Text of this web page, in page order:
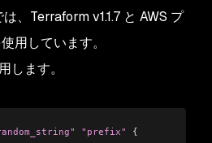
、Terraform v1.1.7 と AWS プ
用しています。
します。
"prefix"
{